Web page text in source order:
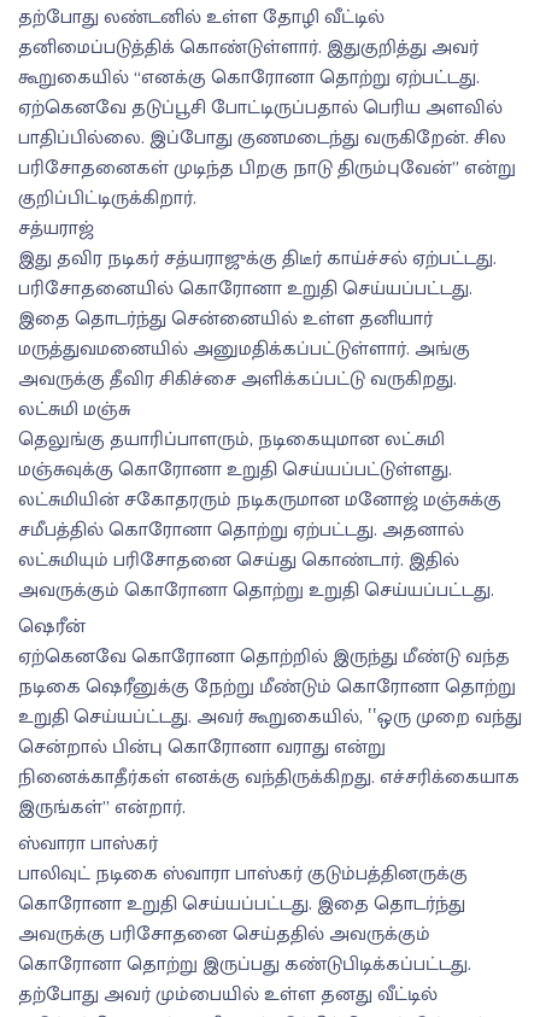
தற்போது லண்டனில் உள்ள தோழி வீட்டில்
தனிமைப்படுத்திக் கொண்டுள்ளார். இதுகுறித்து அவர்
கூறுகையில் “எனக்கு கொரோனா தொற்று ஏற்பட்டது.
ஏற்கெனவே தடுப்பூசி போட்டிருப்பதால் பெரிய அளவில்
பாதிப்பில்லை. இப்போது குணமடைந்து வருகிறேன். சில
பரிசோதனைகள் முடிந்த பிறகு நாடு திரும்புவேன்” என்று
குறிப்பிட்டிருக்கிறார்.
சத்யராஜ்
இது தவிர நடிகர் சத்யராஜுக்கு திடீர் காய்ச்சல் ஏற்பட்டது.
பரிசோதனையில் கொரோனா உறுதி செய்யப்பட்டது.
இதை தொடர்ந்து சென்னையில் உள்ள தனியார்
மருத்துவமனையில் அனுமதிக்கப்பட்டுள்ளார். அங்கு
அவருக்கு தீவிர சிகிச்சை அளிக்கப்பட்டு வருகிறது.
லட்சுமி மஞ்சு
தெலுங்கு தயாரிப்பாளரும், நடிகையுமான லட்சுமி
மஞ்சுவுக்கு கொரோனா உறுதி செய்யப்பட்டுள்ளது.
லட்சுமியின் சகோதரரும் நடிகருமான மனோஜ் மஞ்சுக்கு
சமீபத்தில் கொரோனா தொற்று ஏற்பட்டது. அதனால்
லட்சுமியும் பரிசோதனை செய்து கொண்டார். இதில்
அவருக்கும் கொரோனா தொற்று உறுதி செய்யப்பட்டது.
ஷெரீன்
ஏற்கெனவே கொரோனா தொற்றில் இருந்து மீண்டு வந்த
நடிகை ஷெரீனுக்கு நேற்று மீண்டும் கொரோனா தொற்று
உறுதி செய்யப்ட்டது. அவர் கூறுகையில், ‛‛ஒரு முறை வந்து
சென்றால் பின்பு கொரோனா வராது என்று
நினைக்காதீர்கள் எனக்கு வந்திருக்கிறது. எச்சரிக்கையாக
இருங்கள்” என்றார்.
ஸ்வாரா பாஸ்கர்
பாலிவுட் நடிகை ஸ்வாரா பாஸ்கர் குடும்பத்தினருக்கு
கொரோனா உறுதி செய்யப்பட்டது. இதை தொடர்ந்து
அவருக்கு பரிசோதனை செய்ததில் அவருக்கும்
கொரோனா தொற்று இருப்பது கண்டுபிடிக்கப்பட்டது.
தற்போது அவர் மும்பையில் உள்ள தனது வீட்டில்